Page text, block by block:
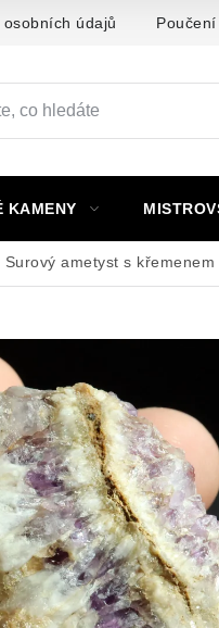
údajů
KAMENY
Surový ametyst s